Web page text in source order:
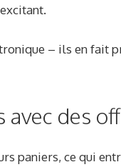
– ils en fait
des
paniers, ce qui